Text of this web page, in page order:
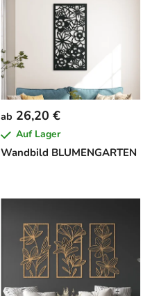
Wandbild BLUMENGARTEN
ab 26,20 €
Auf Lager